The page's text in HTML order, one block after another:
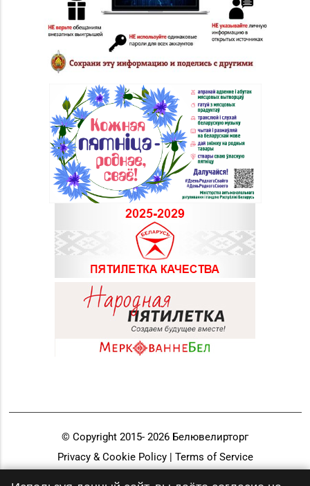
© Copyright 2015- 2026 Белювелирторг
Privacy & Cookie Policy | Terms of Service